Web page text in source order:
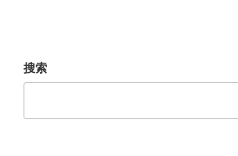
搜索